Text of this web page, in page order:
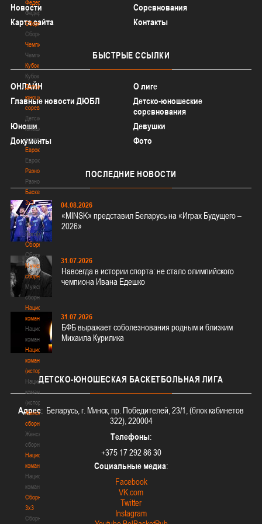
Федерация
Федерация
Сборные
Сборные
Чемпионат
Чемпионат
Кубок
Кубок
Детско-
юношеские
соревнования
Детско-
юношеские
соревнования
Еврокубки
Еврокубки
Разное
Разное
Баскетбол
3х3
Баскетбол
3х3
Лого[modid=121]
Сборные
Сборные
Мужские
сборные
Мужские
сборные
Национальная
команда
Национальная
команда
Национальная
команда
(история)
Национальная
команда
(история)
Женские
сборные
Женские
сборные
Национальная
команда
Национальная
команда
Сборные
3х3
Сборные
Новости
Соревнования
Карта сайта
Контакты
БЫСТРЫЕ ССЫЛКИ
ОНЛАЙН
О лиге
Главные новости ДЮБЛ
Детско-юношеские
соревнования
Юноши
Девушки
Документы
Фото
ПОСЛЕДНИЕ НОВОСТИ
04.08.2026
«MINSK» представил Беларусь на «Играх Будущего –
2026»
31.07.2026
Навсегда в истории спорта: не стало олимпийского
чемпиона Ивана Едешко
31.07.2026
БФБ выражает соболезнования родным и близким
Михаила Курилика
ДЕТСКО-ЮНОШЕСКАЯ БАСКЕТБОЛЬНАЯ ЛИГА
Адрес: Беларусь, г. Минск, пр. Победителей, 23/1, (блок кабинетов
322), 220004
Телефоны:
+375 17 292 86 30
Социальные медиа:
Facebook
VK.com
Twitter
Instagram